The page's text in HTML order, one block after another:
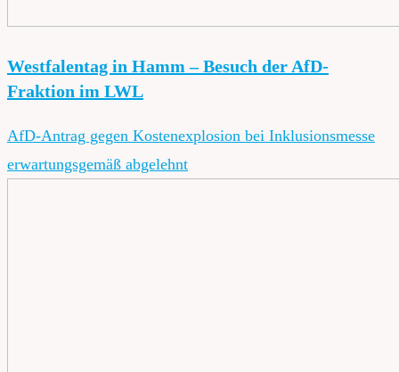
Westfalentag in Hamm – Besuch der AfD-
Fraktion im LWL
AfD-Antrag gegen Kostenexplosion bei Inklusionsmesse
erwartungsgemäß abgelehnt